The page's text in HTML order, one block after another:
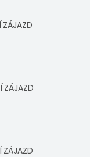
ZÁJAZD
ZÁJAZD
ZÁJAZD